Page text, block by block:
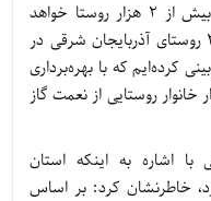
اجرا آذربایجان شرقی از گاز طبیعی به بیش از 2 هزار روستا خواهد
رسید، تأکید کرد: برای گازرسانی به 350 روستای آذربایجان شرقی در
پیش‌بینی کرده‌ایم که با بهره‌برداری
عظیم گازرسانی حدوداً 17 هزار خانوار روستایی از نعمت گاز
اشاره به اینکه استان
هزار و 719 روستا دارد، خاطرنشان کرد: بر اساس